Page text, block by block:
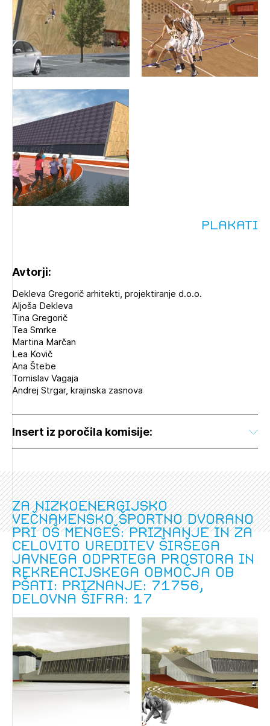
registriranim uporabnikom. Da lahko do njePlakati
Avtorji:
Dekleva Gregorič arhitekti, projektiranje d.o.o.
Aljoša Dekleva
Tina Gregorič
Tea Smrke
Martina Marčan
Lea Kovič
Ana Štebe
Tomislav Vagaja
Andrej Strgar, krajinska zasnova
Insert iz poročila komisije:
Za nizkoenergijsko
večnamensko športno dvorano
pri OŠ Mengeš: Priznanje in za
celovito ureditev širšega
javnega odprtega prostora in
rekreacijskega območja ob
Pšati: Priznanje: 71756,
delovna šifra: 17